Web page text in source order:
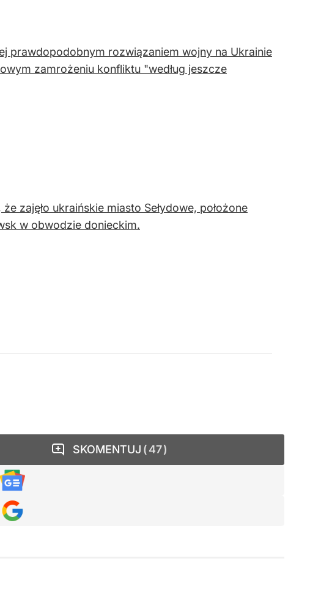
prawdopodobnym rozwiązaniem wojny na Ukrainie
zamrożeniu konfliktu "według jeszcze
zajęło ukraińskie miasto Sełydowe, położone
w obwodzie donieckim.
SKOMENTUJ 47